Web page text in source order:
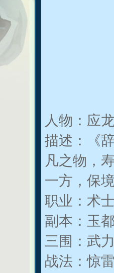
人物：应龙
描述：《
凡之物，
一方，保
职业：术士
副本：玉
三围：武
战法：惊